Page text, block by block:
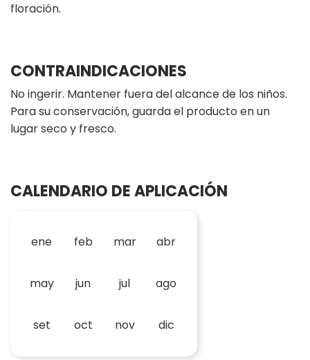
floración.
CONTRAINDICACIONES
No ingerir. Mantener fuera del alcance de los niños.
Para su conservación, guarda el producto en un
lugar seco y fresco.
CALENDARIO DE APLICACIÓN
ene feb mar abr
may jun jul ago
set oct nov dic